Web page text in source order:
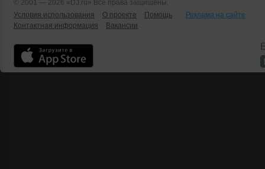
© 2001 — 2026 «DJ.ru» Все права защищены.
Условия использования
О проекте Помощь
Реклама на сайте
Контактная информация
Вакансии